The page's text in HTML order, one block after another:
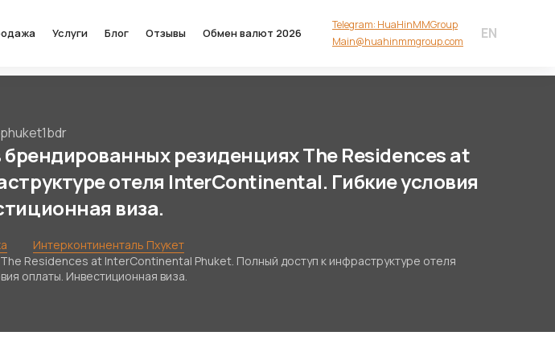
EN
Telegram: HuaHinMMGroup
Main@huahinmmgroup.com
Услуги Блог Отзывы Обмен валют 2026
резиденциях The Residences at
отеля InterContinental. Гибкие условия
виза.
Интерконтиненталь Пхукет
Residences at InterContinental Phuket. Полный доступ к инфраструктуре отеля
оплаты. Инвестиционная виза.